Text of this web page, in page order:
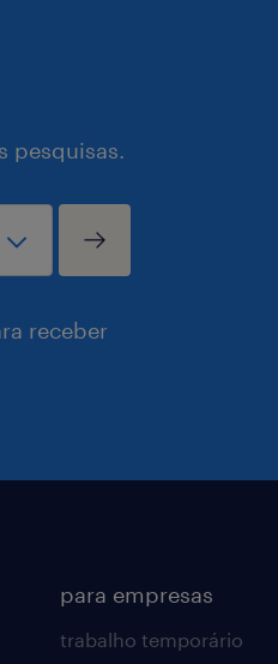
pesquisas.
receber
para empresas
trabalho temporário